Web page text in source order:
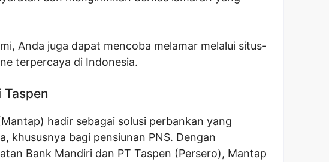
Anda juga dapat mencoba melamar melalui situs-
terpercaya di Indonesia.
hadir sebagai solusi perbankan yang
khususnya bagi pensiunan PNS. Dengan
Bank Mandiri dan PT Taspen (Persero), Mantap